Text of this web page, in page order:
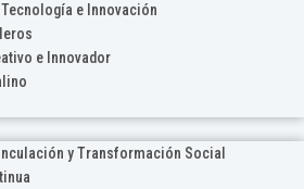
e Innovación
e Innovador
y Transformación Social